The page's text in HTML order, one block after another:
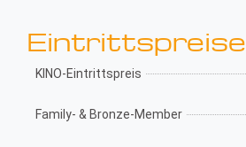
Eintrittspreise
KINO-Eintrittspreis
Family- & Bronze-Member